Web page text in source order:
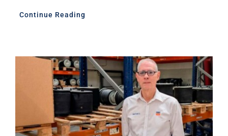
Continue Reading